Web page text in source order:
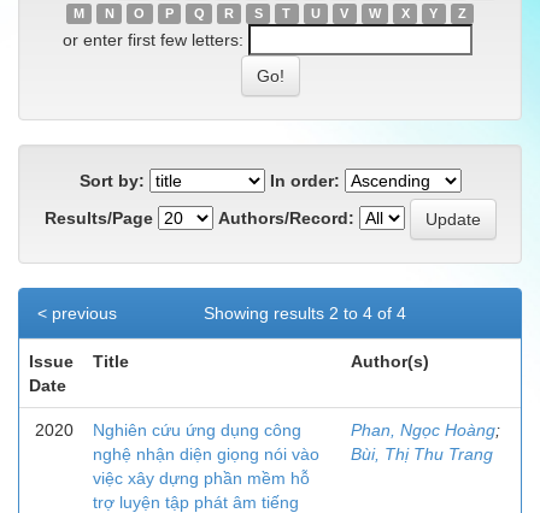
M
N O P Q R S T U V W X Y Z
or enter first few letters:
Sort by:
In order:
Results/Page
Authors/Record:
Showing results 2 to 4 of 4
< previous
Issue
Date
Title Author(s)
2020
Nghiên cứu ứng dụng công
nghệ nhận diện giọng nói vào
việc xây dựng phần mềm hỗ
trợ luyện tập phát âm tiếng
Phan, Ngọc Hoàng;
Bùi, Thị Thu Trang